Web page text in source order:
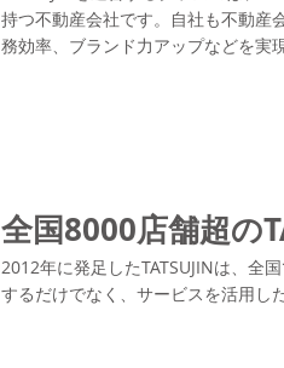
持つ不動産会社です。自社も不動産
務効率、ブランド力アップなどを実
全国8000店舗超の
2012年に発足したTATSUJINは、全
するだけでなく、サービスを活用し